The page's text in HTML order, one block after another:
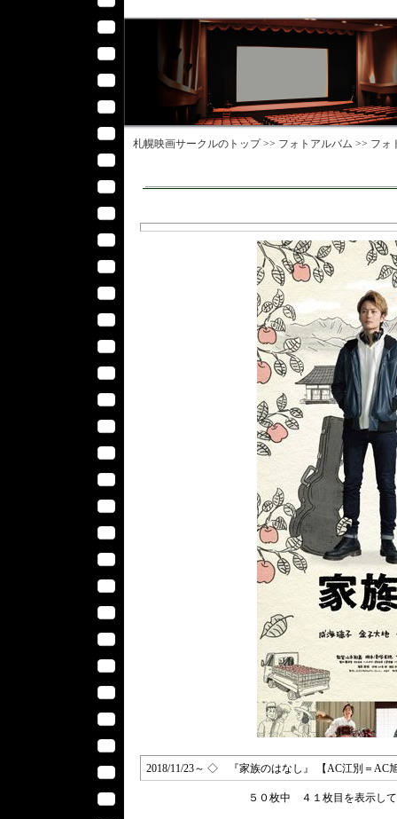
札幌映画サークルのトップ >> フォトアルバム >> フォ
2018/11/23～ ◇ 『家族のはなし』 【AC江別＝AC
５０枚中 ４１枚目を表示し